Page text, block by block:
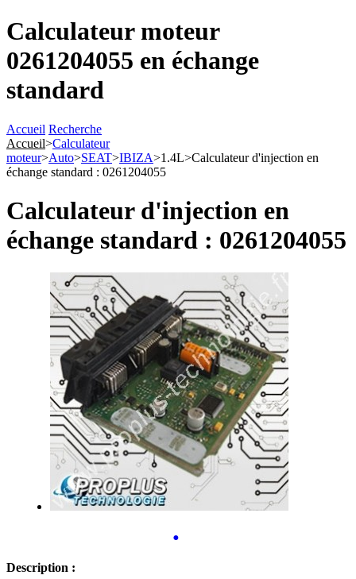
Calculateur moteur
0261204055 en échange
standard
Accueil Recherche
Accueil>Calculateur
moteur>Auto>SEAT>IBIZA>1.4L>Calculateur d'injection en
échange standard : 0261204055
Calculateur d'injection en
échange standard : 0261204055
•
Description :